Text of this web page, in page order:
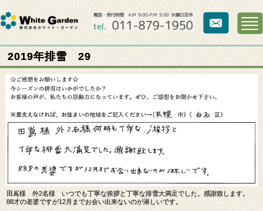
2019年排雪 29
田嶌様 外2名様 いつでも丁寧な挨拶と丁寧な排雪大満足でした。感謝致します。
88才の老婆ですが12月までお会い出来ないのが淋しいです。